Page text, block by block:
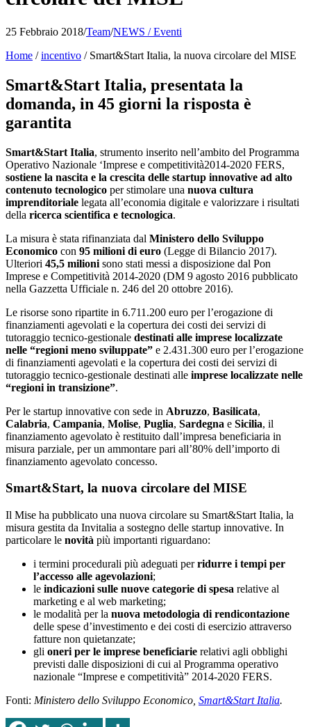
25 Febbraio 2018/Team/NEWS / Eventi
Home /incentivo / Smart&Start Italia, la nuova circolare del MISE
Smart&Start Italia, presentata la
domanda, in 45 giorni la risposta è
garantita
Smart&Start Italia, strumento inserito nell’ambito del Programma
Operativo Nazionale ‘Imprese e competitività2014-2020 FERS,
sostiene la nascita e la crescita delle startup innovative ad alto
contenuto tecnologico per stimolare una nuova cultura
imprenditoriale legata all’economia digitale e valorizzare i risultati
della ricerca scientifica e tecnologica.
La misura è stata rifinanziata dal Ministero dello Sviluppo
Economico con 95 milioni di euro (Legge di Bilancio 2017).
Ulteriori 45,5 milioni sono stati messi a disposizione dal Pon
Imprese e Competitività 2014-2020 (DM 9 agosto 2016 pubblicato
nella Gazzetta Ufficiale n. 246 del 20 ottobre 2016).
Le risorse sono ripartite in 6.711.200 euro per l’erogazione di
finanziamenti agevolati e la copertura dei costi dei servizi di
tutoraggio tecnico-gestionale destinati alle imprese localizzate
nelle “regioni meno sviluppate” e 2.431.300 euro per l’erogazione
di finanziamenti agevolati e la copertura dei costi dei servizi di
tutoraggio tecnico-gestionale destinati alle imprese localizzate nelle
“regioni in transizione”.
Per le startup innovative con sede in Abruzzo, Basilicata,
Calabria, Campania, Molise, Puglia, Sardegna e Sicilia, il
finanziamento agevolato è restituito dall’impresa beneficiaria in
misura parziale, per un ammontare pari all’80% dell’importo di
finanziamento agevolato concesso.
Smart&Start, la nuova circolare del MISE
Il Mise ha pubblicato una nuova circolare su Smart&Start Italia, la
misura gestita da Invitalia a sostegno delle startup innovative. In
particolare le novità più importanti riguardano:
i termini procedurali più adeguati perridurre i tempi per
l’accesso alle agevolazioni;
le indicazioni sulle nuove categorie di spesa relative al
marketing e al web marketing;
le modalità per la nuova metodologia di rendicontazione
delle spese d’investimento e dei costi di esercizio attraverso
fatture non quietanzate;
gli oneri per le imprese beneficiarie relativi agli obblighi
previsti dalle disposizioni di cui al Programma operativo
nazionale “Imprese e competitività” 2014-2020 FERS.
Fonti: Ministero dello Sviluppo Economico, Smart&Start Italia.